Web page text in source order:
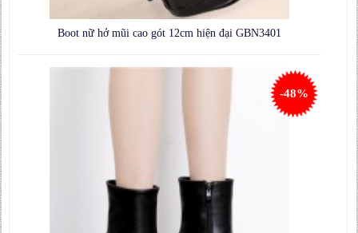
Boot nữ hở mũi cao gót 12cm hiện đại GBN3401
-48%